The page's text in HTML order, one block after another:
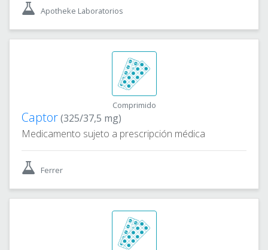
Apotheke Laboratorios
Comprimido
Captor(325/37,5 mg)
Medicamento sujeto a prescripción médica
Ferrer